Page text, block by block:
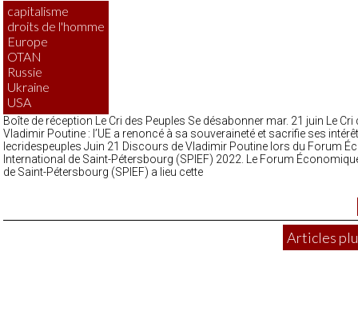
capitalisme
droits de l'homme
Europe
OTAN
Russie
Ukraine
USA
Boîte de réception Le Cri des Peuples Se désabonner mar. 21 juin Le Cri
Vladimir Poutine : l’UE a renoncé à sa souveraineté et sacrifie ses
lecridespeuples Juin 21 Discours de Vladimir Poutine lors du Forum
International de Saint-Pétersbourg (SPIEF) 2022. Le Forum
de Saint-Pétersbourg (SPIEF) a lieu cette
Articles